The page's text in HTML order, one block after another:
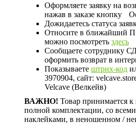
Оформляете заявку на
нажав в заказе кнопку
Дожидаетесь статуса
Относите в ближайший
можно посмотреть здесь
Сообщаете сотруднику
оформить возврат в
Показываете штрих-код
3970904, сайт:
Velcave (Велкейв)
ВАЖНО! Товар принимается к
полной комплектации, со
наклейками, в неношенном /